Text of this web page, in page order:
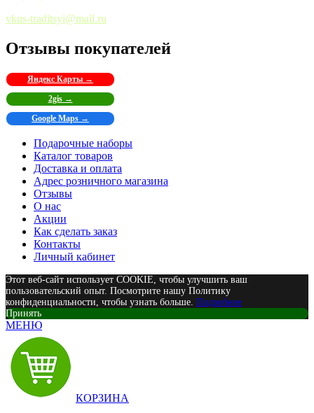
vkus-traditsyi@mail.ru
Отзывы покупателей
Яндекс Карты →
2gis →
Google Maps →
Подарочные наборы
Каталог товаров
Доставка и оплата
Адрес розничного магазина
Отзывы
О нас
Акции
Как сделать заказ
Контакты
Личный кабинет
Этот веб-сайт использует COOKIE, чтобы улучшить ваш
пользовательский опыт. Посмотрите нашу Политику
конфиденциальности, чтобы узнать больше. Подробнее
Принять
МЕНЮ
КОРЗИНА